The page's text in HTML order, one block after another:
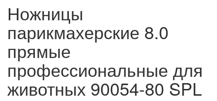
Ножницы
парикмахерские 8.0
прямые
профессиональные для
животных 90054-80 SPL